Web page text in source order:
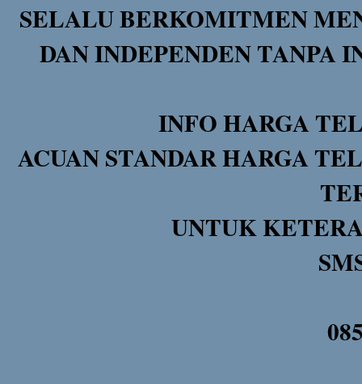
SELALU BERKOMITMEN
DAN INDEPENDEN TANPA
INFO HARGA
ACUAN STANDAR HARGA
UNTUK